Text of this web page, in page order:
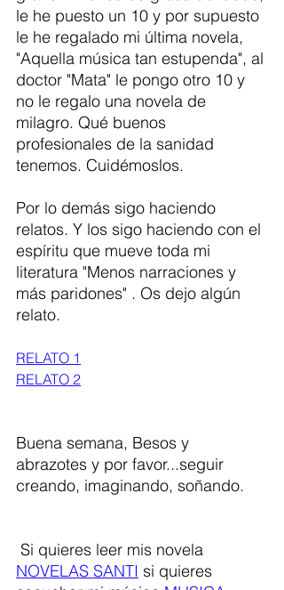
le he puesto un 10 y por supuesto
le he regalado mi última novela,
"Aquella música tan estupenda", al
doctor "Mata" le pongo otro 10 y
no le regalo una novela de
milagro. Qué buenos
profesionales de la sanidad
tenemos. Cuidémoslos.
Por lo demás sigo haciendo
relatos. Y los sigo haciendo con el
espíritu que mueve toda mi
literatura "Menos narraciones y
más paridones" . Os dejo algún
relato.
RELATO 1
RELATO 2
Buena semana, Besos y
abrazotes y por favor...seguir
creando, imaginando, soñando.
Si quieres leer mis novela
NOVELAS SANTI si quieres